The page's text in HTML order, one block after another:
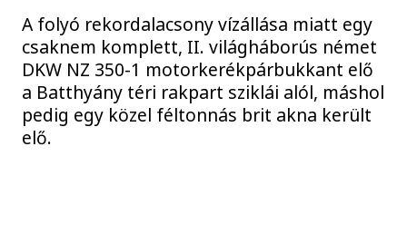
A folyó rekordalacsony vízállása miatt egy
csaknem komplett, II. világháborús német
DKW NZ 350-1 motorkerékpárbukkant elő
a Batthyány téri rakpart sziklái alól, máshol
pedig egy közel féltonnás brit akna került
elő.